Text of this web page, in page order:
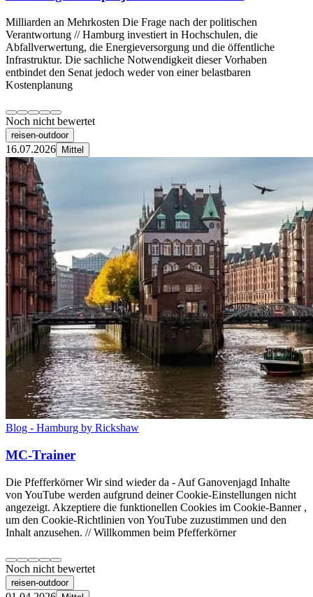
Milliarden an Mehrkosten Die Frage nach der politischen
Verantwortung // Hamburg investiert in Hochschulen, die
Abfallverwertung, die Energieversorgung und die öffentliche
Infrastruktur. Die sachliche Notwendigkeit dieser Vorhaben
entbindet den Senat jedoch weder von einer belastbaren
Kostenplanung
Noch nicht bewertet
reisen-outdoor
16.07.2026 Mittel
Blog - Hamburg by Rickshaw
MC-Trainer
Die Pfefferkörner Wir sind wieder da - Auf Ganovenjagd Inhalte
von YouTube werden aufgrund deiner Cookie-Einstellungen nicht
angezeigt. Akzeptiere die funktionellen Cookies im Cookie-Banner ,
um den Cookie-Richtlinien von YouTube zuzustimmen und den
Inhalt anzusehen. // Willkommen beim Pfefferkörner
Noch nicht bewertet
reisen-outdoor